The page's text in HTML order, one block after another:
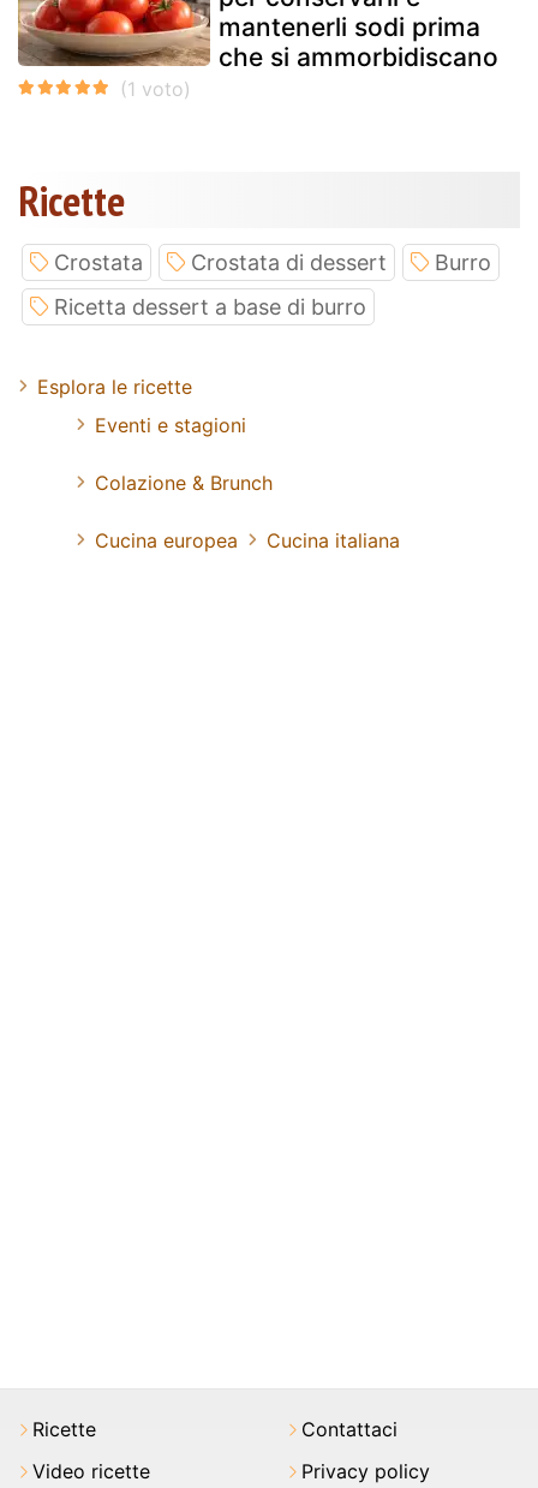
mantenerli sodi prima
che si ammorbidiscano
Ricette
Crostata Crostata di dessert
Burro
Ricetta dessert a base di burro
Esplora le ricette
Eventi e stagioni
Colazione & Brunch
Cucina europea Cucina italiana
Ricette
Video ricette
Contattaci
Privacy policy